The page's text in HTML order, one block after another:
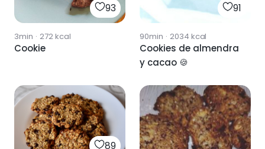
93
3min · 272kcal
Cookie
91
90min · 2034 kcal
Cookies de almendra
y cacao 🍪
89